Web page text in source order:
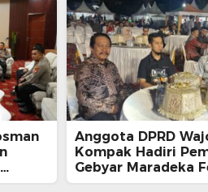
Anggota DPRD
Kompak Hadiri
Gebyar Maradeka
2026